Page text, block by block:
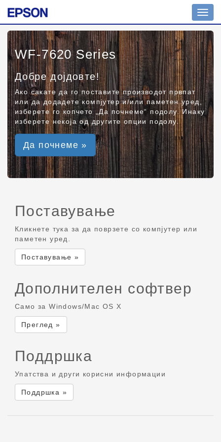
WF-7620 Series
Добре дојдовте!
Ако сакате да го поставите производот првпат
или да додадете компјутер и/или паметен уред,
изберете го копчето „Да почнеме“ подолу. Инаку
изберете некоја од другите опции подолу.
Да почнеме »
Поставување
Кликнете тука за да поврзете со компјутер или
паметен уред.
Поставување »
Дополнителен софтвер
Само за Windows/Mac OS X
Преглед »
Поддршка
Упатства и други корисни информации
Поддршка »